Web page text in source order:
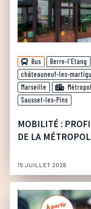
Bus Berre-l'Etang
châteauneuf-les-
Marseille
Sausset-les-Pins
MOBILITÉ :
DE LA
15 JUILLET 2026